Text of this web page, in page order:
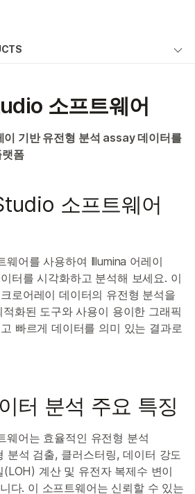
어
트웨어
소프트웨어
기반 유전형 분석 assay 데이터를
폼
소프트웨어
어를 사용하여 Illumina 어레이
터를 시각화하고 분석해 보세요. 이
로어레이 데이터의 유전형 분석을
화된 도구와 사용이 용이한 그래픽
빠르게 데이터를 의미 있는 결과로
터 분석 주요 특징
웨어는 효율적인 유전형 분석
분석 검출, 클러스터링, 데이터 강도
계산 및 유전자 복제수 변이
다. 이 소프트웨어는 신뢰할 수 있는
콘텐츠를 확인하실 수
생식 보건 연구
연구